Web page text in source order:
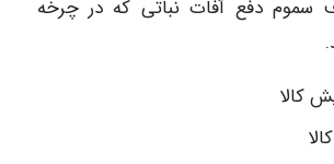
سموم دفع آفات نباتی که در چرخه
کالا